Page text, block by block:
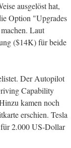
ausgelöst hat,
Option "Upgrades
Laut
($14K) für beide
Der Autopilot
Capability
kamen noch
erschien. Tesla
2.000 US-Dollar